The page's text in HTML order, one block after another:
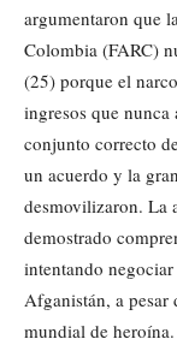
argumentaron que
Colombia (FARC)
(25) porque el
ingresos que
conjunto correcto
un acuerdo y la
desmovilizaron. La
demostrado
intentando
Afganistán, a
mundial de heroína.